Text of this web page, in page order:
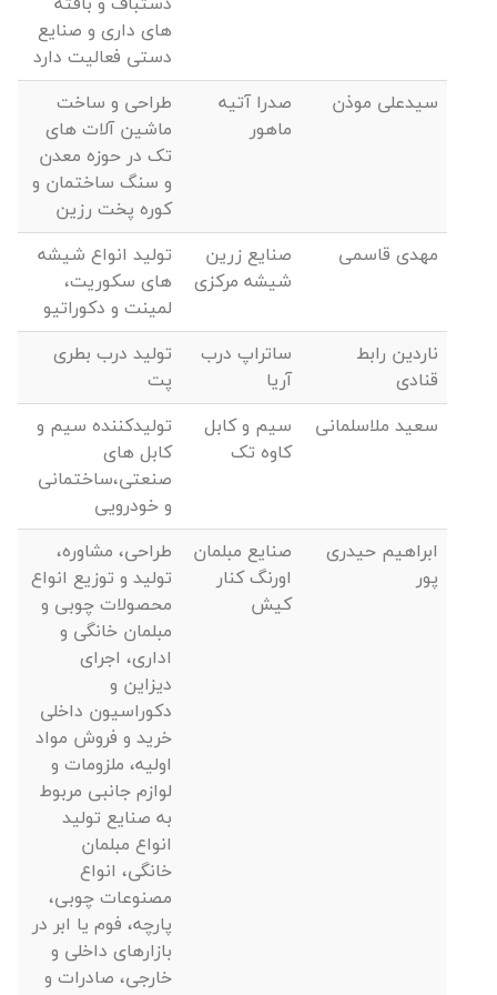
های داری و صنایع
دستی فعالیت دارد
سیدعلی موذن
صدرا آتیه
ماهور
طراحی و ساخت
ماشین آلات های
تک در حوزه معدن
و سنگ ساختمان و
کوره پخت رزین
مهدی قاسمی
صنایع زرین
شیشه مرکزی
تولید انواع شیشه
های سکوریت،
لمینت و دکوراتیو
ناردین رابط
قنادی
ساتراپ درب
آریا
تولید درب بطری
پت
سعید ملاسلمانی
سیم و کابل
کاوه تک
تولیدکننده سیم و
کابل های
صنعتی،ساختمانی
و خودرویی
ابراهیم حیدری
پور
صنایع مبلمان
اورنگ کنار
کیش
طراحی، مشاوره،
تولید و توزیع انواع
محصولات چوبی و
مبلمان خانگی و
اداری، اجرای
دیزاین و
دکوراسیون داخلی
خرید و فروش مواد
اولیه، ملزومات و
لوازم جانبی مربوط
به صنایع تولید
انواع مبلمان
خانگی، انواع
مصنوعات چوبی،
پارچه، فوم یا ابر در
بازارهای داخلی و
خارجی، صادرات و